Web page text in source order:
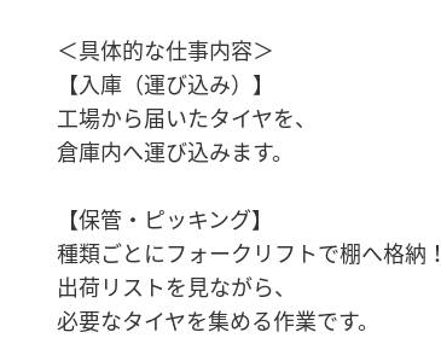
＜具体的な仕事内容＞
【入庫（運び込み）】
工場から届いたタイヤを、
倉庫内へ運び込みます。
【保管・ピッキング】
種類ごとにフォークリフトで棚へ格納！
出荷リストを見ながら、
必要なタイヤを集める作業です。